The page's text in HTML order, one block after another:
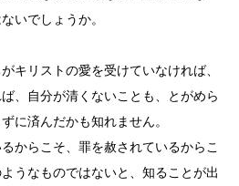
いでしょうか。
キリストの愛を受けていなければ、
、自分が清くないことも、とがめら
に済んだかも知れません。
からこそ、罪を赦されているからこ
うなものではないと、知ることが出